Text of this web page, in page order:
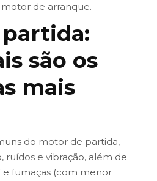
de arranque.
são os
mais
do motor de partida,
ruídos e vibração, além de
e fumaças (com menor